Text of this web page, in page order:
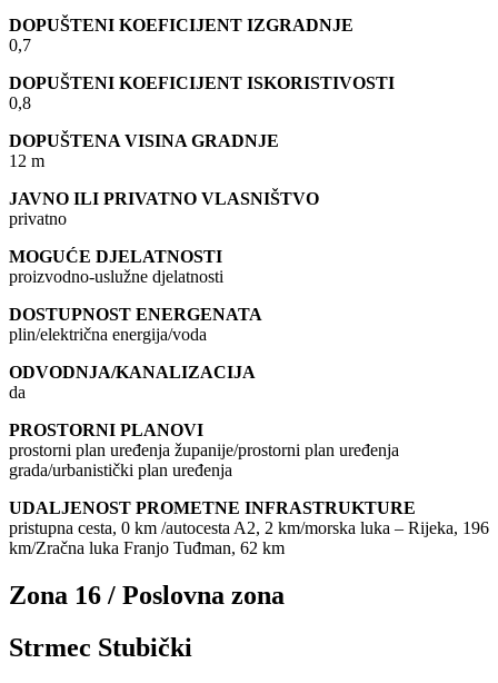
DOPUŠTENI KOEFICIJENT IZGRADNJE
0,7
DOPUŠTENI KOEFICIJENT ISKORISTIVOSTI
0,8
DOPUŠTENA VISINA GRADNJE
12 m
JAVNO ILI PRIVATNO VLASNIŠTVO
privatno
MOGUĆE DJELATNOSTI
proizvodno-uslužne djelatnosti
DOSTUPNOST ENERGENATA
plin/električna energija/voda
ODVODNJA/KANALIZACIJA
da
PROSTORNI PLANOVI
prostorni plan uređenja županije/prostorni plan uređenja
grada/urbanistički plan uređenja
UDALJENOST PROMETNE INFRASTRUKTURE
pristupna cesta, 0 km /autocesta A2, 2 km/morska luka – Rijeka, 196
km/Zračna luka Franjo Tuđman, 62 km
Zona 16 / Poslovna zona
Strmec Stubički